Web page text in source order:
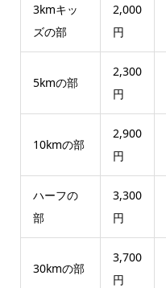
3kmキッ
ズの部
2,000
円
5kmの部
2,300
円
10kmの部
2,900
円
ハーフの
部
3,300
円
30kmの部
3,700
円